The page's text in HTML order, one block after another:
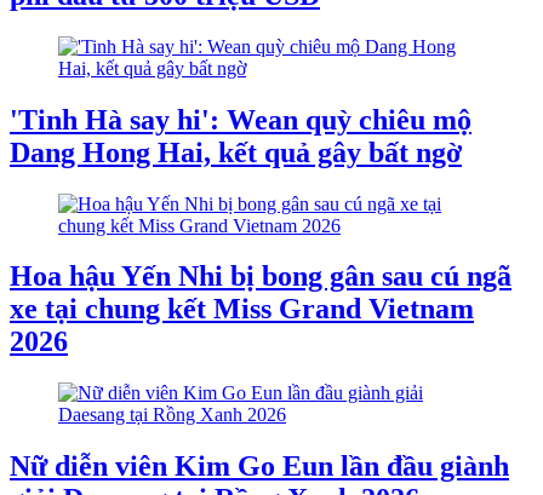
'Tinh Hà say hi': Wean quỳ chiêu mộ
Dang Hong Hai, kết quả gây bất ngờ
Hoa hậu Yến Nhi bị bong gân sau cú ngã
xe tại chung kết Miss Grand Vietnam
2026
Nữ diễn viên Kim Go Eun lần đầu giành